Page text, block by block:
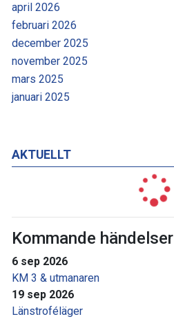
april 2026
februari 2026
december 2025
november 2025
mars 2025
januari 2025
AKTUELLT
Kommande händelser
6 sep 2026
KM 3 & utmanaren
19 sep 2026
Länstroféläger